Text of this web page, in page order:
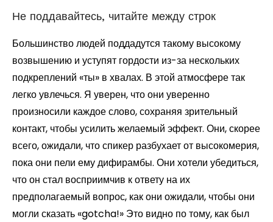
Не поддавайтесь, читайте между строк
Большинство людей поддадутся такому высокому
возвышению и уступят гордости из-за нескольких
подкреплений «ты» в хвалах. В этой атмосфере так
легко увлечься. Я уверен, что они уверенно
произносили каждое слово, сохраняя зрительный
контакт, чтобы усилить желаемый эффект. Они, скорее
всего, ожидали, что спикер разбухает от высокомерия,
пока они пели ему дифирамбы. Они хотели убедиться,
что он стал восприимчив к ответу на их
предполагаемый вопрос, как они ожидали, чтобы они
могли сказать «gotcha!» Это видно по тому, как был